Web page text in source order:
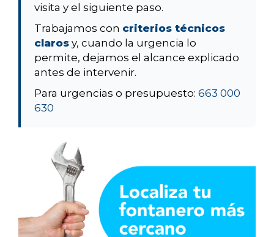
visita y el siguiente paso.
Trabajamos con criterios técnicos
claros y, cuando la urgencia lo
permite, dejamos el alcance explicado
antes de intervenir.
Para urgencias o presupuesto: 663 000
630